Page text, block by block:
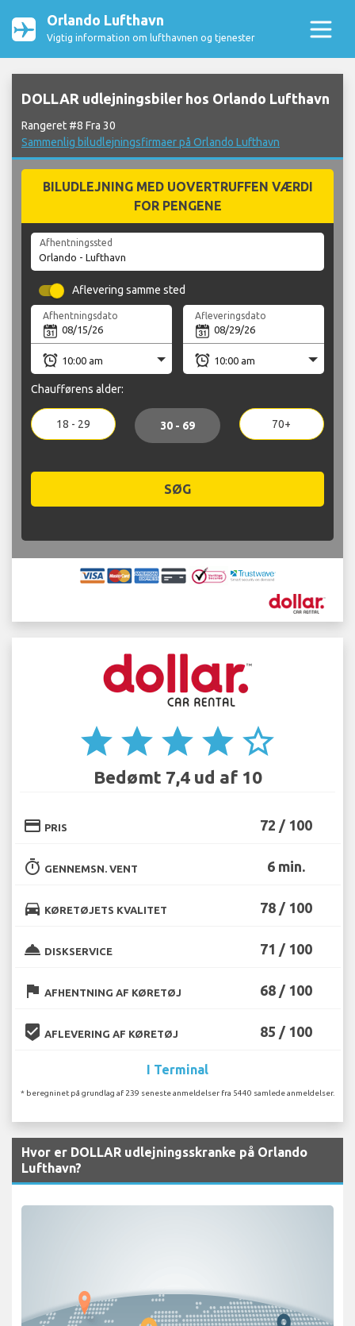
Orlando Lufthavn
Vigtig information om lufthavnen og tjenester
DOLLAR udlejningsbiler hos Orlando Lufthavn
Rangeret #8 Fra 30
Sammenlig biludlejningsfirmaer på Orlando Lufthavn
BILUDLEJNING MED UOVERTRUFFEN VÆRDI
FOR PENGENE
Afhentningssted
Aflevering samme sted
Afhentningsdato Afleveringsdato
Chaufførens alder:
18 - 29 30 - 69 70+
SØG
star star star star star_border
Bedømt 7,4 ud af 10
credit_card PRIS 72 / 100
timer GENNEMSN. VENT 6 min.
directions_car KØRETØJETS KVALITET 78 / 100
room_service DISKSERVICE 71 / 100
flag AFHENTNING AF KØRETØJ 68 / 100
beenhere AFLEVERING AF KØRETØJ 85 / 100
I Terminal
* beregninet på grundlag af 239 seneste anmeldelser fra 5440 samlede anmeldelser.
Hvor er DOLLAR udlejningsskranke på Orlando
Lufthavn?